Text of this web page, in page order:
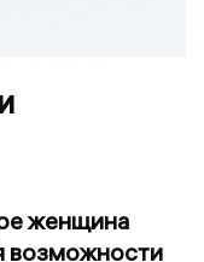
женщина
возможности